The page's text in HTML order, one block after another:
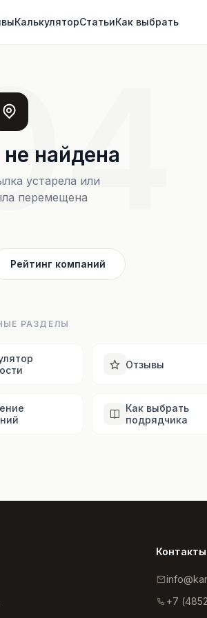
КалькуляторСтатьиКак выбрать
найдена
устарела или
перемещена
Рейтинг компаний
РАЗДЕЛЫ
Отзывы
Как выбрать
подрядчика
Контакты
+7